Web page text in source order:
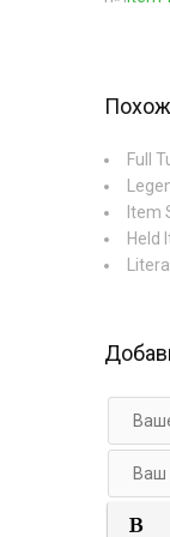
Full
Item
Held